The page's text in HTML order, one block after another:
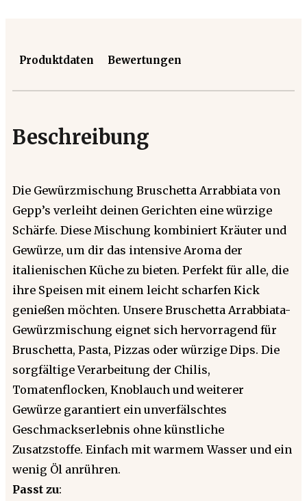
Produktdaten Bewertungen
Beschreibung
Die Gewürzmischung Bruschetta Arrabbiata von
Gepp’s verleiht deinen Gerichten eine würzige
Schärfe. Diese Mischung kombiniert Kräuter und
Gewürze, um dir das intensive Aroma der
italienischen Küche zu bieten. Perfekt für alle, die
ihre Speisen mit einem leicht scharfen Kick
genießen möchten. Unsere Bruschetta Arrabbiata-
Gewürzmischung eignet sich hervorragend für
Bruschetta, Pasta, Pizzas oder würzige Dips. Die
sorgfältige Verarbeitung der Chilis,
Tomatenflocken, Knoblauch und weiterer
Gewürze garantiert ein unverfälschtes
Geschmackserlebnis ohne künstliche
Zusatzstoffe. Einfach mit warmem Wasser und ein
wenig Öl anrühren.
Passt zu: